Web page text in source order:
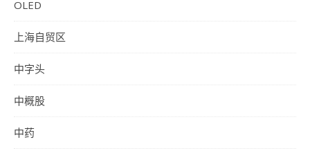
OLED
上海自贸区
中字头
中概股
中药